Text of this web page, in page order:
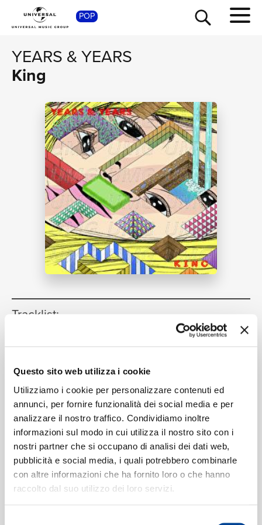
Questo sito web utilizza i cookie
Utilizziamo i cookie per personalizzare contenuti ed
annunci, per fornire funzionalità dei social media e per
analizzare il nostro traffico. Condividiamo inoltre
informazioni sul modo in cui utilizza il nostro sito con i
nostri partner che si occupano di analisi dei dati web,
pubblicità e social media, i quali potrebbero combinarle
con altre informazioni che ha fornito loro o che hanno
raccolto dal suo utilizzo dei loro servizi.
POP
YEARS & YEARS
King
Tracklist:
King
03:33
Formati disponibili:
Digitale eSingle Audio/Single Track
LICKD
Data di pubblicazione:17.01.2020
SHOP
TOUR
NEWS
RICERCA
CHI SIAMO
CONTATTI